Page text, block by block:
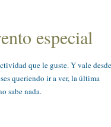
especial
que le guste. Y vale desde
queriendo ir a ver, la última
sabe nada.